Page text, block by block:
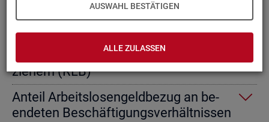
AUSWAHL BESTÄTIGEN
ALLE ZULASSEN
Ab­gangs­ra­te von Ar­beits­lo­sen­geld­
emp­fän­gern
Ab­gangs­ra­te von Re­gel­leis­tungs­be­
zie­hern (RLB)
An­teil Ar­beits­lo­sen­geld­be­zug an be­
en­de­ten Be­schäf­ti­gungs­ver­hält­nis­sen